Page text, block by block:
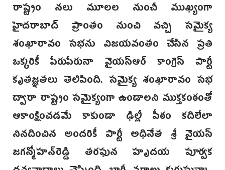
రాష్ట్రం నలు మూలల నుంచీ ముఖ్యంగా
హైదరాబాద్‌ ప్రాంతం నుంచి వచ్చి సమైక్య
శంఖారావం సభను విజయవంతం చేసిన ప్రతి
ఒక్కరికీ పేరుపేరునా వైయస్ఆర్‌ కాంగ్రెస్‌ పార్టీ
కృతజ్ఞతలు తెలిపింది. సమైక్య శంఖారావం సభ
ద్వారా రాష్ట్రం సమైక్యంగా ఉండాలని ముక్తకంఠంతో
ఆకాంక్షించడమే కాకుండా ఢిల్లీ పీఠం కదిలేలా
నినదించిన అందరికీ పార్టీ అధినేత శ్రీ వైయస్‌
జగన్మోహన్‌రెడ్డి తరఫున హృదయ పూర్వక